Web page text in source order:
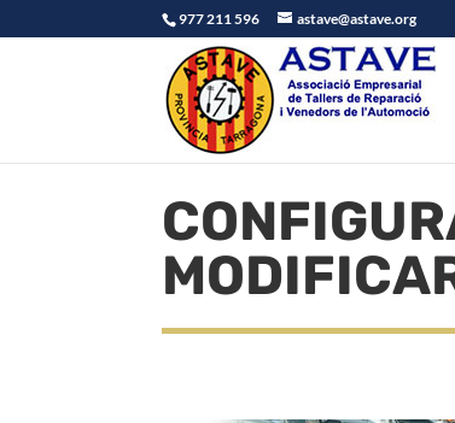
977 211 596 astave@astave.org